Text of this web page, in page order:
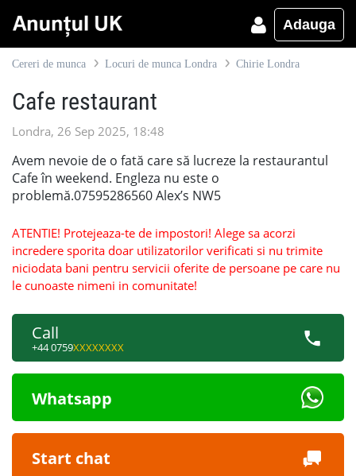
Adauga
Cereri de munca Locuri de munca Londra Chirie Londra
Cafe restaurant
Londra, 26 Sep 2025, 18:48
Avem nevoie de o fată care să lucreze la restaurantul
Cafe în weekend. Engleza nu este o
problemă.07595286560 Alex’s NW5
ATENTIE! Protejeaza-te de impostori! Alege sa acorzi
incredere sporita doar utilizatorilor verificati si nu trimite
niciodata bani pentru servicii oferite de persoane pe care nu
le cunoaste nimeni in comunitate!
Call
+44 0759XXXXXXXX
Whatsapp
Start chat